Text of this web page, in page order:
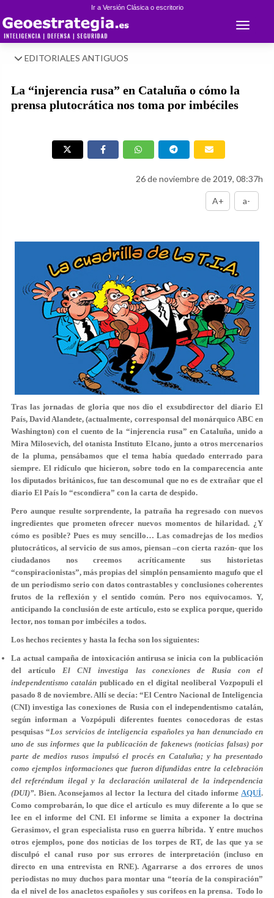
Ir a Versión Clásica o escritorio
Toggle
EDITORIALES ANTIGUOS
La “injerencia rusa” en Cataluña o cómo la
prensa plutocrática nos toma por imbéciles
26 de noviembre de 2019, 08:37h
A+ a-
Tras las jornadas de gloria que nos dio el exsubdirector del diario El
País, David Alandete, (actualmente, corresponsal del monárquico ABC en
Washington) con el cuento de la “injerencia rusa” en Cataluña, unido a
Mira Milosevich, del otanista Instituto Elcano, junto a otros mercenarios
de la pluma, pensábamos que el tema había quedado enterrado para
siempre. El ridículo que hicieron, sobre todo en la comparecencia ante
los diputados británicos, fue tan descomunal que no es de extrañar que el
diario El País lo “escondiera” con la carta de despido.
Pero aunque resulte sorprendente, la patraña ha regresado con nuevos
ingredientes que prometen ofrecer nuevos momentos de hilaridad. ¿Y
cómo es posible? Pues es muy sencillo… Las comadrejas de los medios
plutocráticos, al servicio de sus amos, piensan –con cierta razón- que los
ciudadanos nos creemos acríticamente sus historietas
“conspiracionistas”, más propias del simplón pensamiento magufo que el
de un periodismo serio con datos contrastables y conclusiones coherentes
frutos de la reflexión y el sentido común. Pero nos equivocamos. Y,
anticipando la conclusión de este artículo, esto se explica porque, querido
lector, nos toman por imbéciles a todos.
Los hechos recientes y hasta la fecha son los siguientes:
La actual campaña de intoxicación antirusa se inicia con la publicación
del artículoEl CNI investiga las conexiones de Rusia con el
independentismo catalán publicado en el digital neoliberal Vozpopuli el
pasado 8 de noviembre. Allí se decía: “El Centro Nacional de Inteligencia
(CNI) investiga las conexiones de Rusia con el independentismo catalán,
según informan a Vozpópuli diferentes fuentes conocedoras de estas
pesquisas “Los servicios de inteligencia españoles ya han denunciado en
uno de sus informes que la publicación de fakenews(noticias falsas) por
parte de medios rusos impulsó el procésen Cataluña; y ha presentado
como ejemplos informaciones que fueron difundidas entre la celebración
del referéndum ilegal y la declaración unilateral de la independencia
(DUI)”. Bien. Aconsejamos al lector la lectura del citado informe AQUÍ.
Como comprobarán, lo que dice el artículo es muy diferente a lo que se
lee en el informe del CNI. El informe se limita a exponer la doctrina
Gerasimov, el gran especialista ruso en guerra híbrida. Y entre muchos
otros ejemplos, pone dos noticias de los torpes de RT, de las que ya se
disculpó el canal ruso por sus errores de interpretación (incluso en
directo en una entrevista en RNE). Agarrarse a dos errores de unos
periodistas no muy duchos para montar una “teoría de la conspiración”
da el nivel de los anacletos españoles y sus corifeos en la prensa. Todo lo